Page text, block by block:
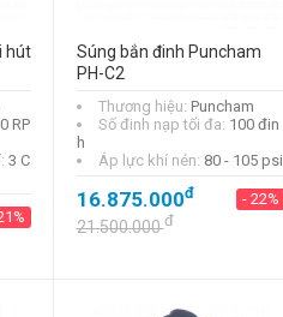
hút
RP
3 C
Súng bắn đinh Puncham
PH-C2
Thương hiệu: Puncham
Số đinh nạp tối đa: 100 đin
h
Áp lực khí nén: 80 - 105 psi
16.875.000đ - 22%
21.500.000đ